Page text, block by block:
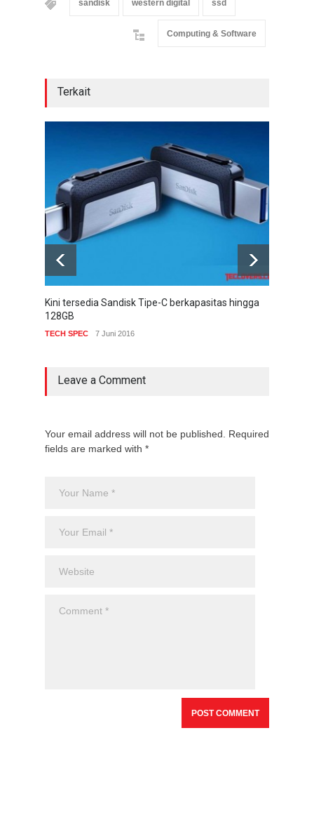
sandisk western digital ssd
Computing & Software
Terkait
Kini tersedia Sandisk Tipe-C berkapasitas hingga
128GB
TECH SPEC 7 Juni 2016
Leave a Comment
Your email address will not be published. Required
fields are marked with *